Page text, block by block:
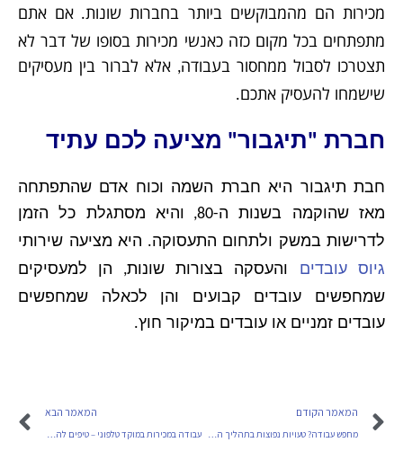
מכירות הם מהמבוקשים ביותר בחברות שונות. אם אתם
מתפתחים בכל מקום כזה כאנשי מכירות בסופו של דבר לא
תצטרכו לסבול ממחסור בעבודה, אלא לברור בין מעסיקים
שישמחו להעסיק אתכם.
חברת "תיגבור" מציעה לכם עתיד
חבת תיגבור היא חברת השמה וכוח אדם שהתפתחה
מאז שהוקמה בשנות ה-80,
והיא מסתגלת כל הזמן
לדרישות במשק ולתחום התעסוקה. היא מציעה שירותי
גיוס עובדים והעסקה בצורות שונות, הן למעסיקים
שמחפשים עובדים קבועים והן לכאלה שמחפשים
עובדים זמניים או עובדים במיקור חוץ.
המאמר הקודם
מחפש עבודה? טעויות נפוצות בתהליך החיפוש ואיך להימנע מהן
המאמר הבא
עבודה במכירות במוקד טלפוני – טיפים להצלחה בתפקיד